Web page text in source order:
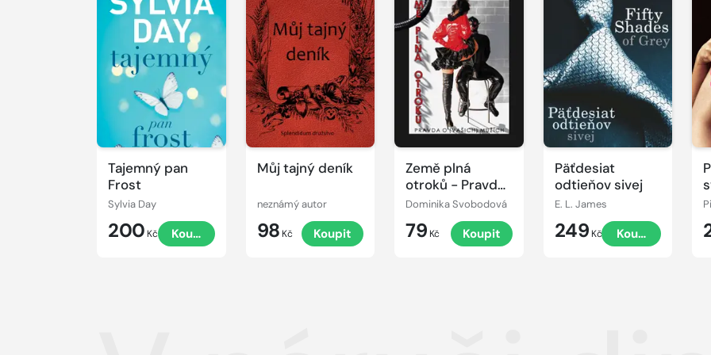
Tajemný pan
Frost
Sylvia Day
200 Kč Koupit
Můj tajný deník
neznámý autor
98 Kč Koupit
Země plná
otroků - Pravda
o (vašich)
Dominika Svobodová
79 Kč Koupit
Päťdesiat
odtieňov sivej
E. L. James
249 Kč Koupit